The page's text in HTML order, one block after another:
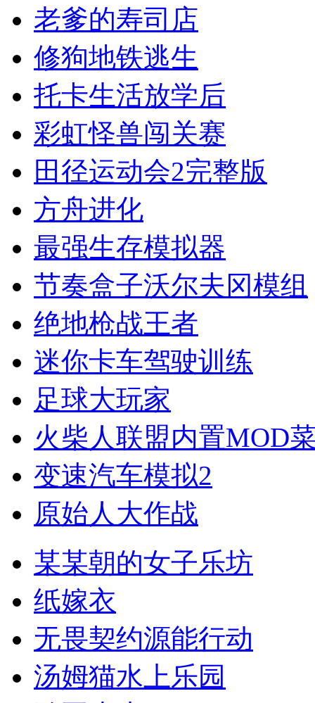
老爹的寿司店
修狗地铁逃生
托卡生活放学后
彩虹怪兽闯关赛
田径运动会2完整版
方舟进化
最强生存模拟器
节奏盒子沃尔夫冈模组
绝地枪战王者
迷你卡车驾驶训练
足球大玩家
火柴人联盟内置MOD
变速汽车模拟2
原始人大作战
某某朝的女子乐坊
纸嫁衣
无畏契约源能行动
汤姆猫水上乐园